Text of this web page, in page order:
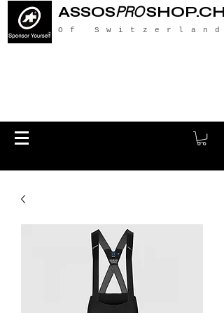
ASSOSPROSHOP.CH
Of Switzerland